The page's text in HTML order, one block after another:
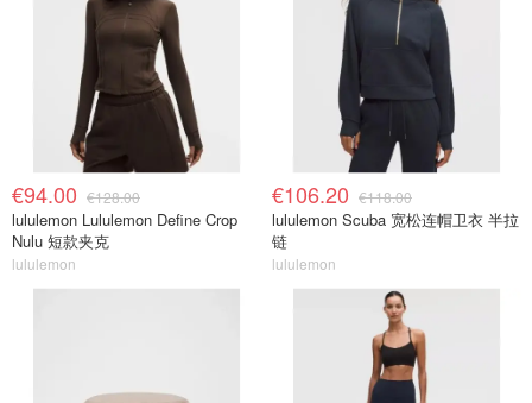
€94.00 €128.00
lululemon Lululemon Define Crop
Nulu 短款夹克
lululemon
€106.20 €118.00
lululemon Scuba 宽松连帽卫衣 半拉
链
lululemon